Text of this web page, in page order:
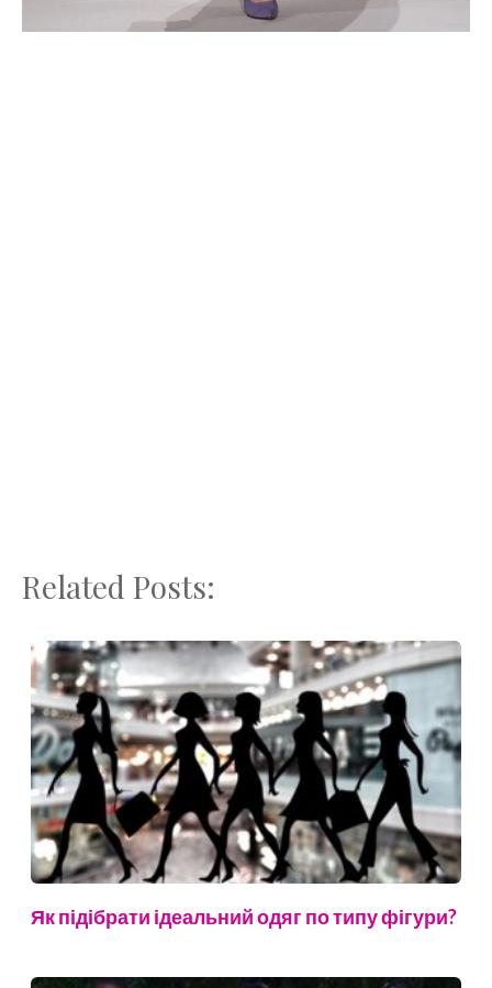
Related Posts:
Як підібрати ідеальний одяг по типу фігури?